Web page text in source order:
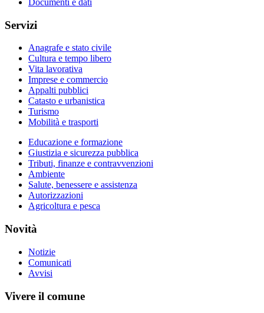
Documenti e dati
Servizi
Anagrafe e stato civile
Cultura e tempo libero
Vita lavorativa
Imprese e commercio
Appalti pubblici
Catasto e urbanistica
Turismo
Mobilità e trasporti
Educazione e formazione
Giustizia e sicurezza pubblica
Tributi, finanze e contravvenzioni
Ambiente
Salute, benessere e assistenza
Autorizzazioni
Agricoltura e pesca
Novità
Notizie
Comunicati
Avvisi
Vivere il comune